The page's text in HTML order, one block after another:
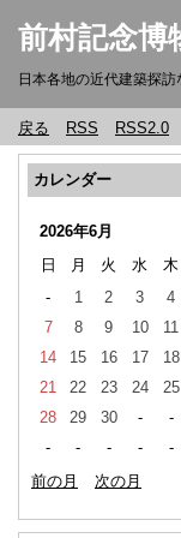
前村記念博
日本各地の近代建築探訪
戻る RSS RSS2.0
カレンダー
2026年6月
日
月 火 水 木
-
1 2 3 4
7
8 9 10 11
14
15 16 17 18
21
22 23 24 25
28
29 30 - -
-
- - - -
前の月
次の月